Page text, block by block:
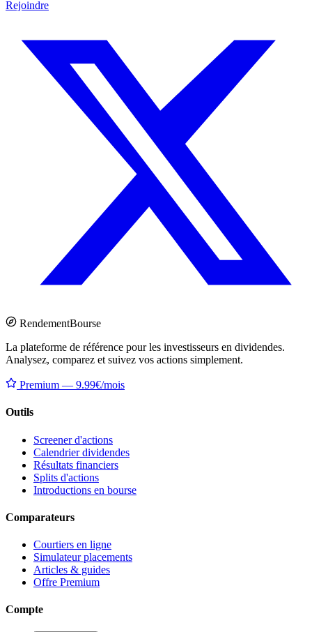
Rejoindre
RendementBourse
La plateforme de référence pour les investisseurs en dividendes.
Analysez, comparez et suivez vos actions simplement.
Premium — 9.99€/mois
Outils
Screener d'actions
Calendrier dividendes
Résultats financiers
Splits d'actions
Introductions en bourse
Comparateurs
Courtiers en ligne
Simulateur placements
Articles & guides
Offre Premium
Compte